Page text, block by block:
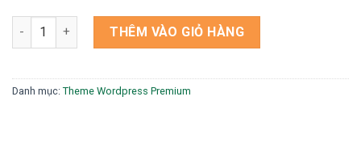
Theme wordpress máy tính giống memoryzone số lượng
THÊM VÀO GIỎ HÀNG
Danh mục: Theme Wordpress Premium